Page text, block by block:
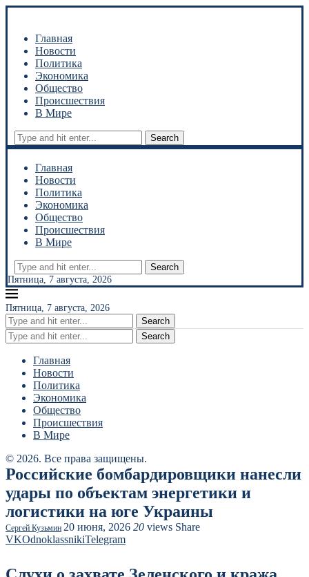
Главная
Новости
Политика
Экономика
Общество
Происшествия
В Мире
Search
Главная
Новости
Политика
Экономика
Общество
Происшествия
В Мире
Search
Пятница, 7 августа, 2026
Пятница, 7 августа, 2026
Search
Search
Главная
Новости
Политика
Экономика
Общество
Происшествия
В Мире
© 2026. Все права защищены.
Российские бомбардировщики нанесли
удары по объектам энергетики и
логистики на юге Украины
Сергей Кузьмин 20 июня, 2026 20 views Share
VKOdnoklassnikiTelegram